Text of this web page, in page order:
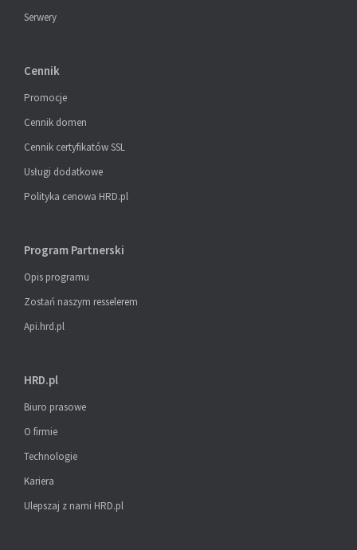
Serwery
Cennik
Promocje
Cennik domen
Cennik certyfikatów SSL
Usługi dodatkowe
Polityka cenowa HRD.pl
Program Partnerski
Opis programu
Zostań naszym resselerem
Api.hrd.pl
HRD.pl
Biuro prasowe
O firmie
Technologie
Kariera
Ulepszaj z nami HRD.pl